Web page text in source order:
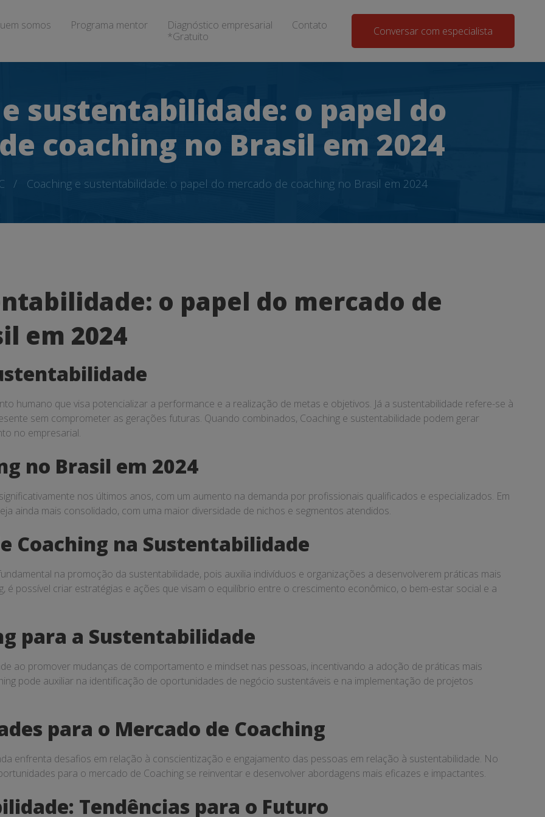
somos Programa mentor
Diagnóstico empresarial
*Gratuito
Contato Conversar com especialista
sustentabilidade: o papel do
coaching no Brasil em 2024
Coaching e sustentabilidade: o papel do mercado de coaching no Brasil em 2024
o papel do mercado de
em 2024
humano que visa potencializar a performance e a realização de metas e objetivos. Já a sustentabilidade refere-se à
sem comprometer as gerações futuras. Quando combinados, Coaching e sustentabilidade podem gerar
no empresarial.
no Brasil em 2024
nos últimos anos, com um aumento na demanda por profissionais qualificados e especializados. Em
ainda mais consolidado, com uma maior diversidade de nichos e segmentos atendidos.
Coaching na Sustentabilidade
na promoção da sustentabilidade, pois auxilia indivíduos e organizações a desenvolverem práticas mais
é possível criar estratégias e ações que visam o equilíbrio entre o crescimento econômico, o bem-estar social e a
para a Sustentabilidade
ao promover mudanças de comportamento e mindset nas pessoas, incentivando a adoção de práticas mais
pode auxiliar na identificação de oportunidades de negócio sustentáveis e na implementação de projetos
para o Mercado de Coaching
enfrenta desafios em relação à conscientização e engajamento das pessoas em relação à sustentabilidade. No
para o mercado de Coaching se reinventar e desenvolver abordagens mais eficazes e impactantes.
Tendências para o Futuro